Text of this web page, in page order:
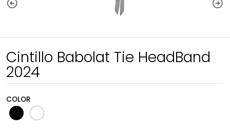
Cintillo Babolat Tie HeadBand
2024
COLOR